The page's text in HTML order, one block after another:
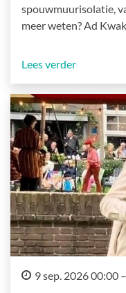
spouwmuurisolatie,
meer weten? Ad
Lees verder
9 sep. 2026 00:00